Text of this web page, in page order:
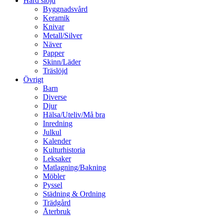
Byggnadsvård
Keramik
Knivar
Metall/Silver
Näver
Papper
Skinn/Läder
Träslöjd
Övrigt
Barn
Diverse
Djur
Hälsa/Uteliv/Må bra
Inredning
Julkul
Kalender
Kulturhistoria
Leksaker
Matlagning/Bakning
Möbler
Pyssel
Städning & Ordning
Trädgård
Återbruk